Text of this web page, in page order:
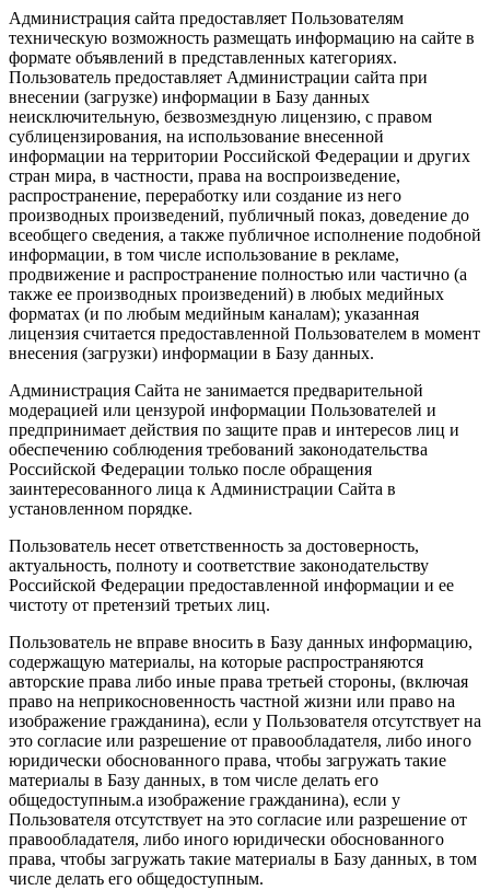
Администрация сайта предоставляет Пользователям
техническую возможность размещать информацию на сайте в
формате объявлений в представленных категориях.
Пользователь предоставляет Администрации сайта при
внесении (загрузке) информации в Базу данных
неисключительную, безвозмездную лицензию, с правом
сублицензирования, на использование внесенной
информации на территории Российской Федерации и других
стран мира, в частности, права на воспроизведение,
распространение, переработку или создание из него
производных произведений, публичный показ, доведение до
всеобщего сведения, а также публичное исполнение подобной
информации, в том числе использование в рекламе,
продвижение и распространение полностью или частично (а
также ее производных произведений) в любых медийных
форматах (и по любым медийным каналам); указанная
лицензия считается предоставленной Пользователем в момент
внесения (загрузки) информации в Базу данных.
Администрация Сайта не занимается предварительной
модерацией или цензурой информации Пользователей и
предпринимает действия по защите прав и интересов лиц и
обеспечению соблюдения требований законодательства
Российской Федерации только после обращения
заинтересованного лица к Администрации Сайта в
установленном порядке.
Пользователь несет ответственность за достоверность,
актуальность, полноту и соответствие законодательству
Российской Федерации предоставленной информации и ее
чистоту от претензий третьих лиц.
Пользователь не вправе вносить в Базу данных информацию,
содержащую материалы, на которые распространяются
авторские права либо иные права третьей стороны, (включая
право на неприкосновенность частной жизни или право на
изображение гражданина), если у Пользователя отсутствует на
это согласие или разрешение от правообладателя, либо иного
юридически обоснованного права, чтобы загружать такие
материалы в Базу данных, в том числе делать его
общедоступным.а изображение гражданина), если у
Пользователя отсутствует на это согласие или разрешение от
правообладателя, либо иного юридически обоснованного
права, чтобы загружать такие материалы в Базу данных, в том
числе делать его общедоступным.